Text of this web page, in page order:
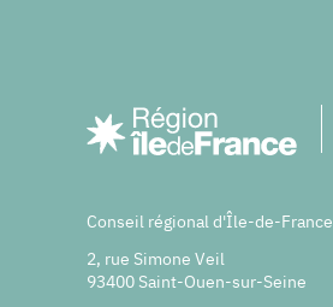
Conseil régional d'Île-de-France
2, rue Simone Veil
93400 Saint-Ouen-sur-Seine